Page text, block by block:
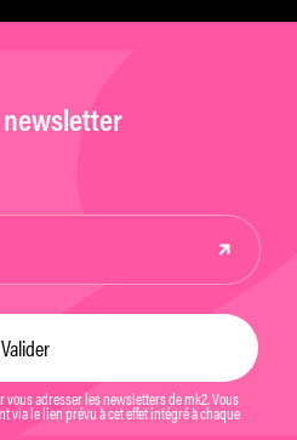
newsletter
adresser les newsletters de mk2. Vous
via le lien prévu à cet effet intégré à chaque